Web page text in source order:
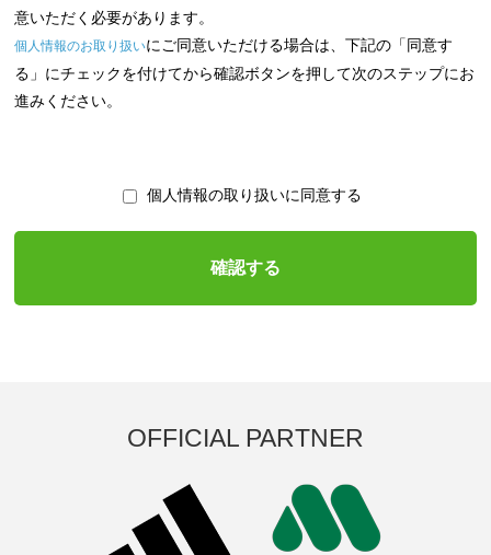
意いただく必要があります。
個人情報のお取り扱いにご同意いただける場合は、下記の「同意す
る」にチェックを付けてから確認ボタンを押して次のステップにお
進みください。
個人情報の取り扱いに同意する
OFFICIAL PARTNER